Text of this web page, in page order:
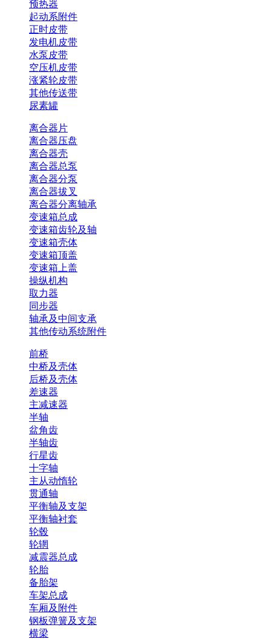
预热器
起动系附件
正时皮带
发电机皮带
水泵皮带
空压机皮带
涨紧轮皮带
其他传送带
尿素罐
离合器片
离合器压盘
离合器壳
离合器总泵
离合器分泵
离合器拔叉
离合器分离轴承
变速箱总成
变速箱齿轮及轴
变速箱壳体
变速箱顶盖
变速箱上盖
操纵机构
取力器
同步器
轴承及中间支承
其他传动系统附件
前桥
中桥及壳体
后桥及壳体
差速器
主减速器
半轴
盆角齿
半轴齿
行星齿
十字轴
主从动惰轮
贯通轴
平衡轴及支架
平衡轴衬套
轮毂
轮辋
减震器总成
轮胎
备胎架
车架总成
车厢及附件
钢板弹簧及支架
横梁